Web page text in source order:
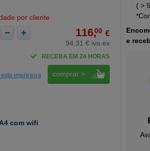
( >
e
por cliente
116,00 €
94,31 € iva ex
RECEBA EM 24 HORAS
comprar >
impresora
com wifi